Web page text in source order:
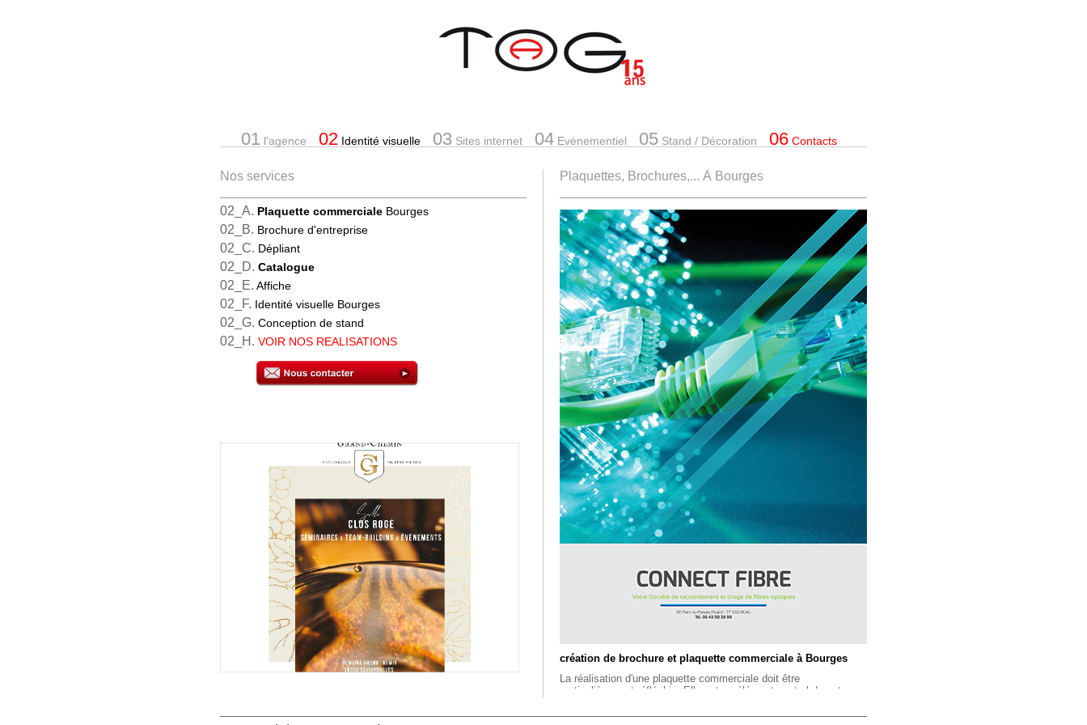
01 l'agence 02 Identité visuelle 03 Sites internet 04Evénementiel 05Stand / Décoration 06Contacts
Nos services
02_A. Plaquette commerciale Bourges
02_B. Brochure d'entreprise
02_C. Dépliant
02_D. Catalogue
02_E. Affiche
02_F. Identité visuelle Bourges
02_G. Conception de stand
02_H. VOIR NOS REALISATIONS
Plaquettes, Brochures,... À Bourges
création de brochure et plaquette commerciale à Bourges
La réalisation d'une plaquette commerciale doit être
particulièrement réfléchie. Elle est un élément central de votre
, une réflexion sur votre stratégie et la diffusion de ce document